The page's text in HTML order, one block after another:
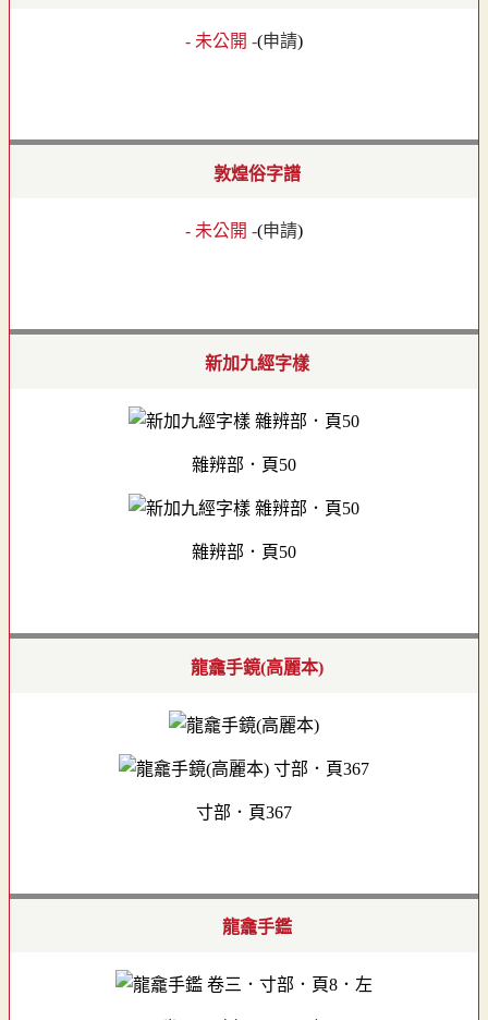
- 未公開 -(申請)
敦煌俗字譜
- 未公開 -(申請)
新加九經字樣
雜辨部．頁50
雜辨部．頁50
龍龕手鏡(高麗本)
寸部．頁367
龍龕手鑑